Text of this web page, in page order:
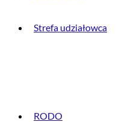
Strefa udziałowca
RODO